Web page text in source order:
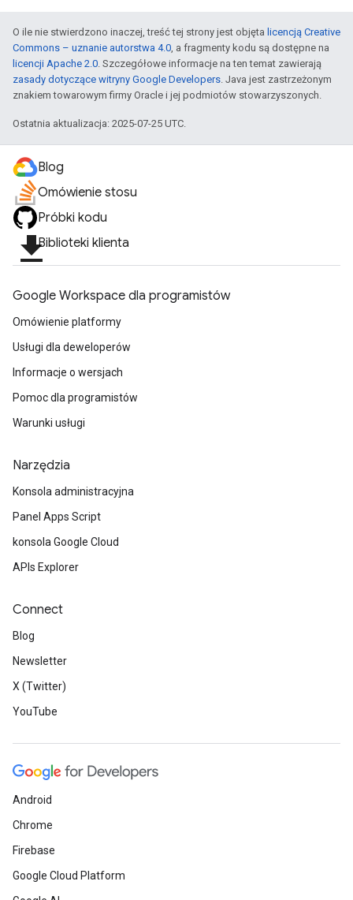
O ile nie stwierdzono inaczej, treść tej strony jest objęta licencją Creative
Commons – uznanie autorstwa 4.0, a fragmenty kodu są dostępne na
licencji Apache 2.0. Szczegółowe informacje na ten temat zawierają
zasady dotyczące witryny Google Developers. Java jest zastrzeżonym
znakiem towarowym firmy Oracle i jej podmiotów stowarzyszonych.
Ostatnia aktualizacja: 2025-07-25 UTC.
Blog
Omówienie stosu
Próbki kodu
file_downloadBiblioteki klienta
Google Workspace dla programistów
Omówienie platformy
Usługi dla deweloperów
Informacje o wersjach
Pomoc dla programistów
Warunki usługi
Narzędzia
Konsola administracyjna
Panel Apps Script
konsola Google Cloud
APIs Explorer
Connect
Blog
Newsletter
X (Twitter)
YouTube
Android
Chrome
Firebase
Google Cloud Platform